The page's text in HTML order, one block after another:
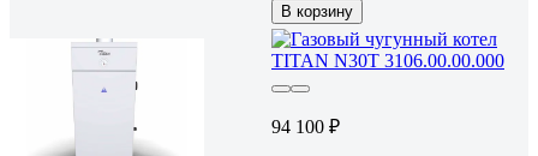
В корзину
94 100 ₽